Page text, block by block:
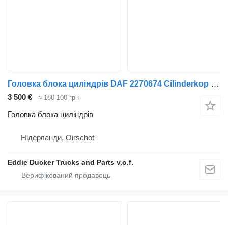
Головка блока циліндрів DAF 2270674 Cilinderkop MX-11 до тягача
3 500 € ≈ 180 100 грн
Головка блока циліндрів
Нідерланди, Oirschot
Eddie Ducker Trucks and Parts v.o.f.